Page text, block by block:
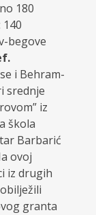
180
begove
i Behram-
srednje
iz
škola
Barbarić
ovoj
iz drugih
granta